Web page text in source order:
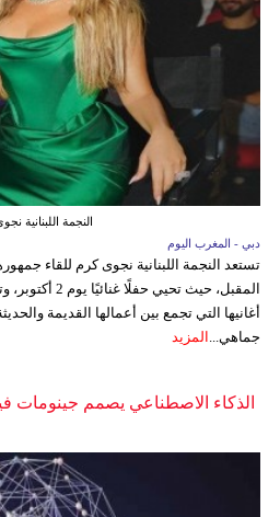
النجمة اللبنانية
دبي - المغرب اليوم
تستعد النجمة اللبنانية نجوى كرم للقاء
المقبل، حيث
أغانيها التي تجمع بين أعمالها القديمة
جماهي... المزيد
الذكاء الاصطناعي يصمم جينومات